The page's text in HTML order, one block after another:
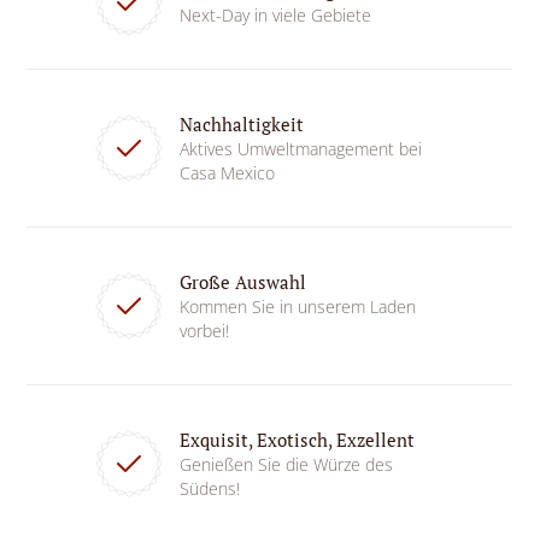
Next-Day in viele Gebiete
Nachhaltigkeit
Aktives Umweltmanagement bei
Casa Mexico
Große Auswahl
Kommen Sie in unserem Laden
vorbei!
Exquisit, Exotisch, Exzellent
Genießen Sie die Würze des
Südens!